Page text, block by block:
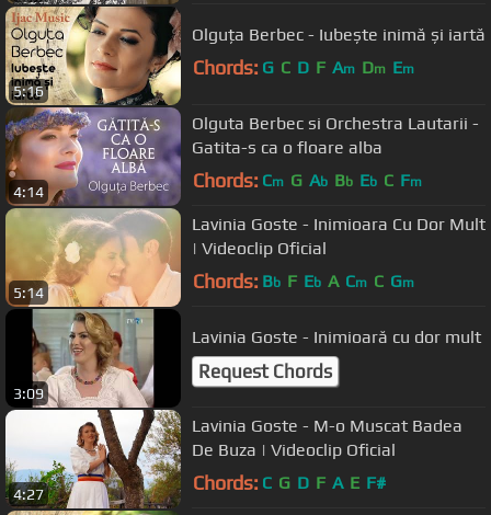
5:16
Olguța Berbec - Iubește inimă și iartă
Chords: G C D F Am Dm Em
4:14
Olguta Berbec si Orchestra Lautarii -
Gatita-s ca o floare alba
Chords: Cm G Ab Bb Eb C Fm
5:14
Lavinia Goste - Inimioara Cu Dor Mult
| Videoclip Oficial
Chords: Bb F Eb A Cm C Gm
3:09
Lavinia Goste - Inimioară cu dor mult
Request Chords
4:27
Lavinia Goste - M-o Muscat Badea
De Buza | Videoclip Oficial
Chords: C G D F A E F#